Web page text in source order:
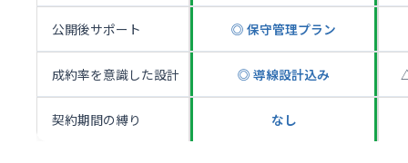
公開後サポート ◎ 保守管理プラン
成約率を意識した設計 ◎ 導線設計込み
契約期間の縛り なし